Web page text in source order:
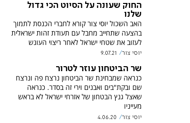
החוק שעונה על הסיוט הכי גדול
שלנו
האב השכול יוסי צור קורא לחברי הכנסת לתמוך
בהצעה שתחייב מחבל עם תעודת זהות ישראלית
לעזוב את שטחי ישראל לאחר ריצוי העונש
יוסי צור 9.07.21
שר הביטחון עוזר לטרור
כנראה שמבחינת שר הביטחון נרצח פה ונרצח
שם ובקת"בים ואבנים וירי זה בסדר. כנראה
שאצל גנץ הבטחון של אזרחי ישראל לא בראש
מעייניו
יוסי צור 4.06.20